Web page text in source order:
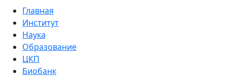
Главная
Институт
Наука
Образование
ЦКП
Биобанк